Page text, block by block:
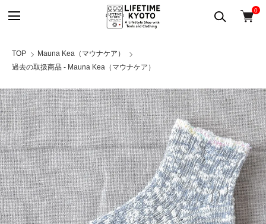
0
TOP
Mauna Kea（マウナケア）
過去の取扱商品 - Mauna Kea（マウナケア）